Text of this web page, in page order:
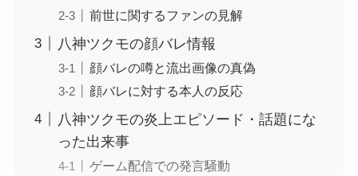
前世に関するファンの見解
八神ツクモの顔バレ情報
顔バレの噂と流出画像の真偽
顔バレに対する本人の反応
八神ツクモの炎上エピソード・話題にな
った出来事
ゲーム配信での発言騒動